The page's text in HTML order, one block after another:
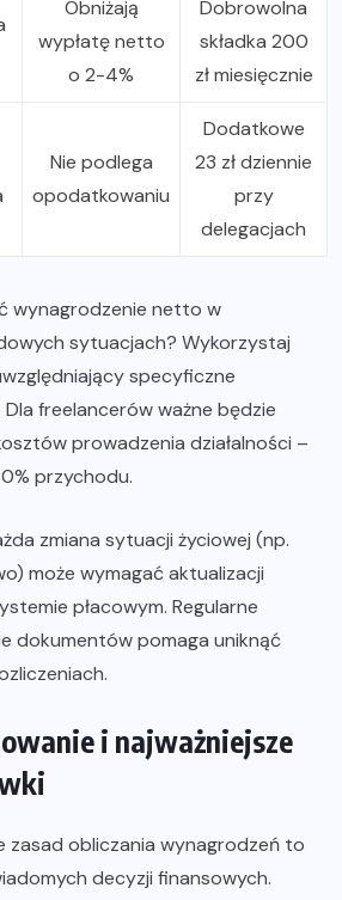
Obniżają
wypłatę netto
o 2-4%
Dobrowolna
składka 200
zł miesięcznie
Nie podlega
opodatkowaniu
Dodatkowe
23 zł dziennie
przy
delegacjach
wynagrodzenie netto w
sytuacjach? Wykorzystaj
specyficzne
freelancerów ważne będzie
prowadzenia działalności –
przychodu.
zmiana sytuacji życiowej (np.
może wymagać aktualizacji
płacowym. Regularne
dokumentów pomaga uniknąć
i najważniejsze
zasad obliczania wynagrodzeń to
decyzji finansowych.